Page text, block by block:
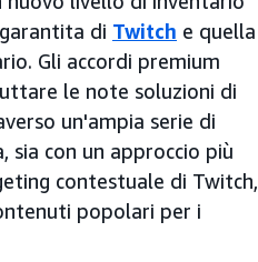
di Twitch e quella
Gli accordi premium
le note soluzioni di
un'ampia serie di
con un approccio più
contestuale di Twitch,
popolari per i